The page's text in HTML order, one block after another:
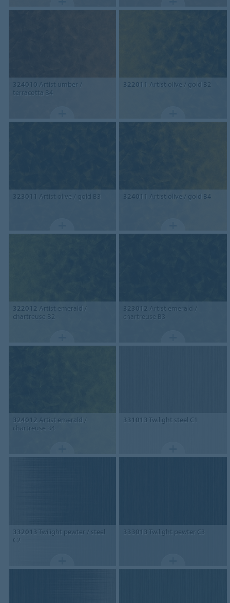
324010 Artist umber /
terracotta B4
322011 Artist olive / gold B2
323011 Artist olive / gold B3 324011 Artist olive / gold B4
322012 Artist emerald /
chartreuse B2
323012 Artist emerald /
chartreuse B3
324012 Artist emerald /
chartreuse B4
331013 Twilight steel C1
332013 Twilight pewter / steel
C2
333013 Twilight pewter C3